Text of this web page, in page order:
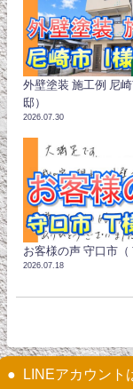
外壁塗装 施工例 尼
邸）
2026.07.30
お客様の声 守口市（
2026.07.18
LINEアカウント